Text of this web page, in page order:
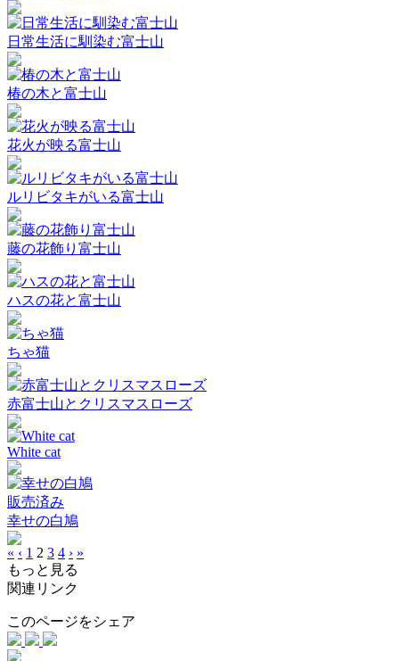
日常生活に馴染む富士山
椿の木と富士山
花火が映る富士山
ルリビタキがいる富士山
藤の花飾り富士山
ハスの花と富士山
ちゃ猫
赤富士山とクリスマスローズ
White cat
販売済み
幸せの白鳩
« ‹ 1 2 3 4 › »
もっと見る
関連リンク
このページをシェア